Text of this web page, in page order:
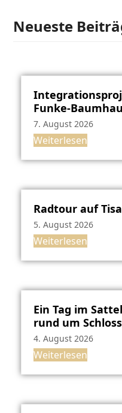
Neueste
Funke-
7. August 2026
Weiterlesen
Radtour auf
5. August 2026
Weiterlesen
Ein Tag im
rund um
4. August 2026
Weiterlesen